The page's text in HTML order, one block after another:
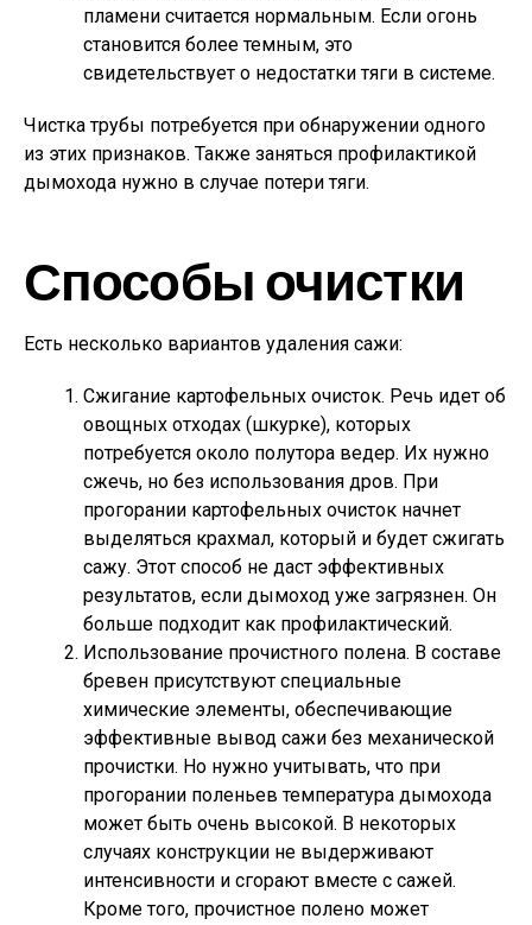
пламени считается нормальным. Если огонь
становится более темным, это
свидетельствует о недостатки тяги в системе.
Чистка трубы потребуется при обнаружении одного
из этих признаков. Также заняться профилактикой
дымохода нужно в случае потери тяги.
Способы очистки
Есть несколько вариантов удаления сажи:
Сжигание картофельных очисток. Речь идет об
овощных отходах (шкурке), которых
потребуется около полутора ведер. Их нужно
сжечь, но без использования дров. При
прогорании картофельных очисток начнет
выделяться крахмал, который и будет сжигать
сажу. Этот способ не даст эффективных
результатов, если дымоход уже загрязнен. Он
больше подходит как профилактический.
Использование прочистного полена. В составе
бревен присутствуют специальные
химические элементы, обеспечивающие
эффективные вывод сажи без механической
прочистки. Но нужно учитывать, что при
прогорании поленьев температура дымохода
может быть очень высокой. В некоторых
случаях конструкции не выдерживают
интенсивности и сгорают вместе с сажей.
Кроме того, прочистное полено может